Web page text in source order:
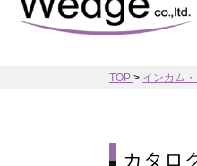
TOP > インカム
カタロ